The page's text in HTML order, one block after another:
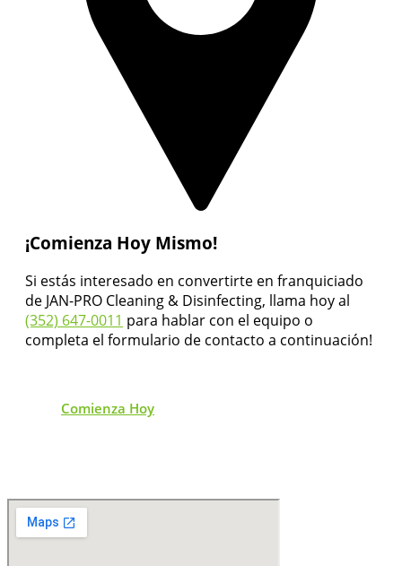
¡Comienza Hoy Mismo!
Si estás interesado en convertirte en franquiciado
de JAN-PRO Cleaning & Disinfecting, llama hoy al
(352) 647-0011 para hablar con el equipo o
completa el formulario de contacto a continuación!
Comienza Hoy